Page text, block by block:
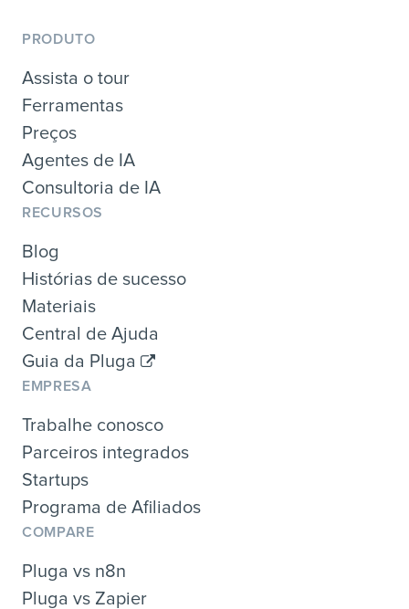
PRODUTO
Assista o tour
Ferramentas
Preços
Agentes de IA
Consultoria de IA
RECURSOS
Blog
Histórias de sucesso
Materiais
Central de Ajuda
Guia da Pluga
EMPRESA
Trabalhe conosco
Parceiros integrados
Startups
Programa de Afiliados
COMPARE
Pluga vs n8n
Pluga vs Zapier